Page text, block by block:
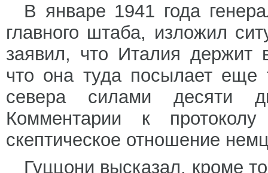
В январе 1941 года
главного штаба, изложил
заявил, что Италия держит
что она туда посылает еще
севера силами десяти
Комментарии к
скептическое отношение
Гуццони высказал, кроме